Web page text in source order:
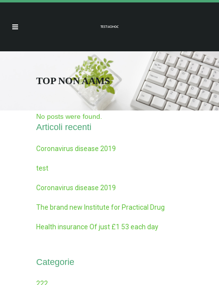
TOP NON AAMS
No posts were found.
Articoli recenti
Coronavirus disease 2019
test
Coronavirus disease 2019
The brand new Institute for Practical Drug
Health insurance Of just £1 53 each day
Categorie